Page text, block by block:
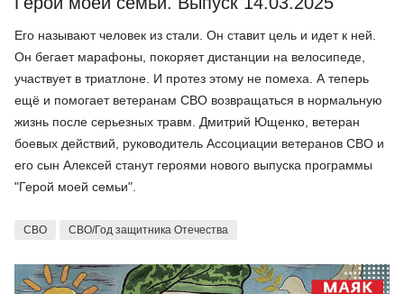
Его называют человек из стали. Он ставит цель и идет к ней.
Он бегает марафоны, покоряет дистанции на велосипеде,
участвует в триатлоне. И протез этому не помеха. А теперь
ещё и помогает ветеранам СВО возвращаться в нормальную
жизнь после серьезных травм. Дмитрий Ющенко, ветеран
боевых действий, руководитель Ассоциации ветеранов СВО и
его сын Алексей станут героями нового выпуска программы
"Герой моей семьи".
СВО СВО/Год защитника Отечества